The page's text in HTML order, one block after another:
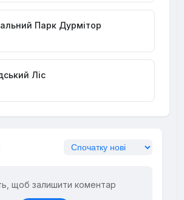
Парк Дурмітор
Ліс
щоб залишити коментар